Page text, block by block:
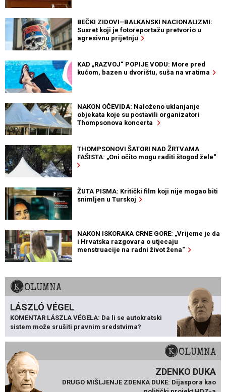
BEČKI ZIDOVI–BALKANSKI NACIONALIZMI:
Susret koji je fotoreportažu pretvorio u
agresivnu prijetnju
KAD „RAZVOJ“ POPIJE VODU: More pred
kućom, bazen u dvorištu, suša na vratima
NAKON OČEVIDA: Naloženo uklanjanje
objekata koje su postavili organizatori
Thompsonova koncerta
THOMPSONOVI ŠATORI NAD ŽRTVAMA
FAŠISTA: „Oni očito mogu raditi štogod žele“
ŽUTA PISMA: Kritički film koji nije mogao biti
snimljen u Turskoj
NAKON ISKORAKA CRNE GORE: „Vrijeme je da
i Hrvatska razgovara o utjecaju
menstruacije na radni život žena“
KOLUMNA
LÁSZLÓ VÉGEL
KOMENTAR LÁSZLA VÉGELA: Da li se autokratski
sistem može srušiti pravnim sredstvima?
KOLUMNA
ZDENKO DUKA
DRUGO MIŠLJENJE ZDENKA DUKE: Dijaspora kao